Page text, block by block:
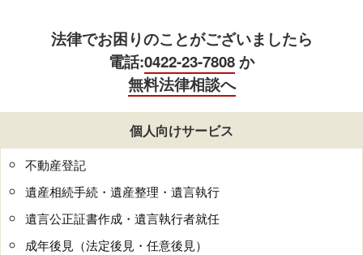
法律でお困りのことがございましたら
電話:0422-23-7808か
無料法律相談へ
個人向けサービス
不動産登記
遺産相続手続・遺産整理・遺言執行
遺言公正証書作成・遺言執行者就任
成年後見（法定後見・任意後見）